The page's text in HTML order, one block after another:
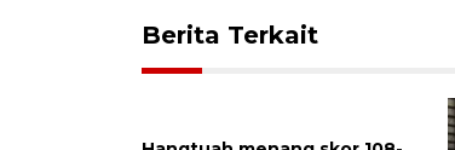
Berita Terkait